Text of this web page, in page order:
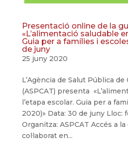
Presentació online de la
«L’alimentació saludable
Guia per a famílies i
de juny
25 juny 2020
L’Agència de Salut Pública de
(ASPCAT) presenta
l’etapa escolar. Guia per a
2020)» Data: 30 de juny Lloc:
Organitza: ASPCAT Accés a la
col·laborat en...